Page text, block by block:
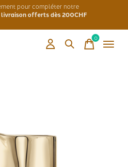
pour compléter notre
livraison offerts dès 200CHF
0items